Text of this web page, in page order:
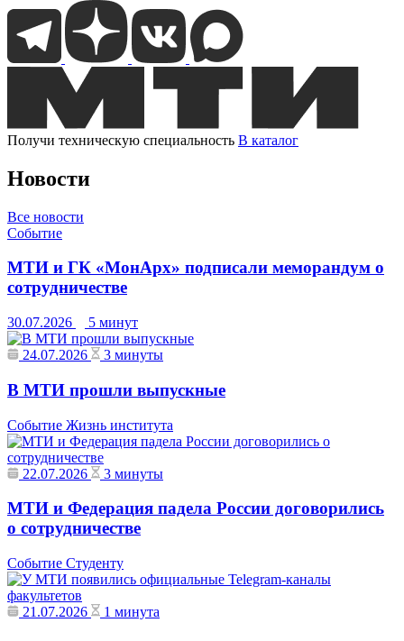
Получи техническую специальность В каталог
Новости
Все новости
Событие
МТИ и ГК «МонАрх» подписали меморандум о
сотрудничестве
30.07.2026 5 минут
24.07.2026 3 минуты
В МТИ прошли выпускные
Событие Жизнь института
22.07.2026 3 минуты
МТИ и Федерация падела России договорились
о сотрудничестве
Событие Студенту
21.07.2026 1 минута